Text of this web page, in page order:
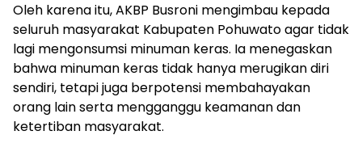
Oleh karena itu, AKBP Busroni mengimbau kepada
seluruh masyarakat Kabupaten Pohuwato agar tidak
lagi mengonsumsi minuman keras. Ia menegaskan
bahwa minuman keras tidak hanya merugikan diri
sendiri, tetapi juga berpotensi membahayakan
orang lain serta mengganggu keamanan dan
ketertiban masyarakat.